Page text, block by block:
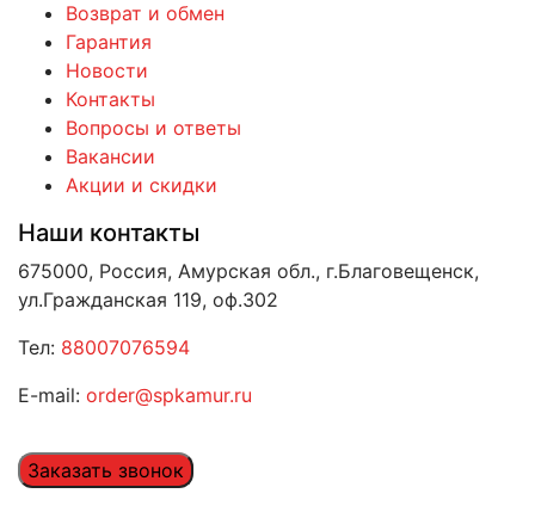
Возврат и обмен
Гарантия
Новости
Контакты
Вопросы и ответы
Вакансии
Акции и скидки
Наши контакты
675000, Россия, Амурская обл., г.Благовещенск,
ул.Гражданская 119, оф.302
Тел: 88007076594
E-mail: order@spkamur.ru
Заказать звонок